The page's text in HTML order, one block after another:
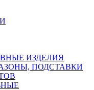
ИЗДЕЛИЯ
ПОДСТАВКИ